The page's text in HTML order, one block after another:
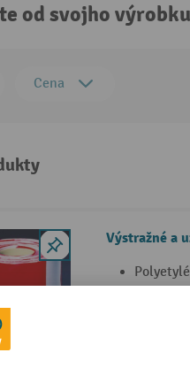
od svojho
Cena
Výstražné a